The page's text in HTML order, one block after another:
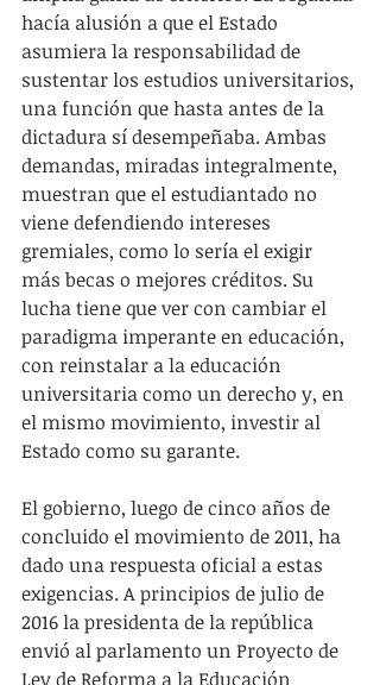
hacía alusión a que el Estado
asumiera la responsabilidad de
sustentar los estudios universitarios,
una función que hasta antes de la
dictadura sí desempeñaba. Ambas
demandas, miradas integralmente,
muestran que el estudiantado no
viene defendiendo intereses
gremiales, como lo sería el exigir
más becas o mejores créditos. Su
lucha tiene que ver con cambiar el
paradigma imperante en educación,
con reinstalar a la educación
universitaria como un derecho y, en
el mismo movimiento, investir al
Estado como su garante.
El gobierno, luego de cinco años de
concluido el movimiento de 2011, ha
dado una respuesta oficial a estas
exigencias. A principios de julio de
2016 la presidenta de la república
envió al parlamento un Proyecto de
Ley de Reforma a la Educación